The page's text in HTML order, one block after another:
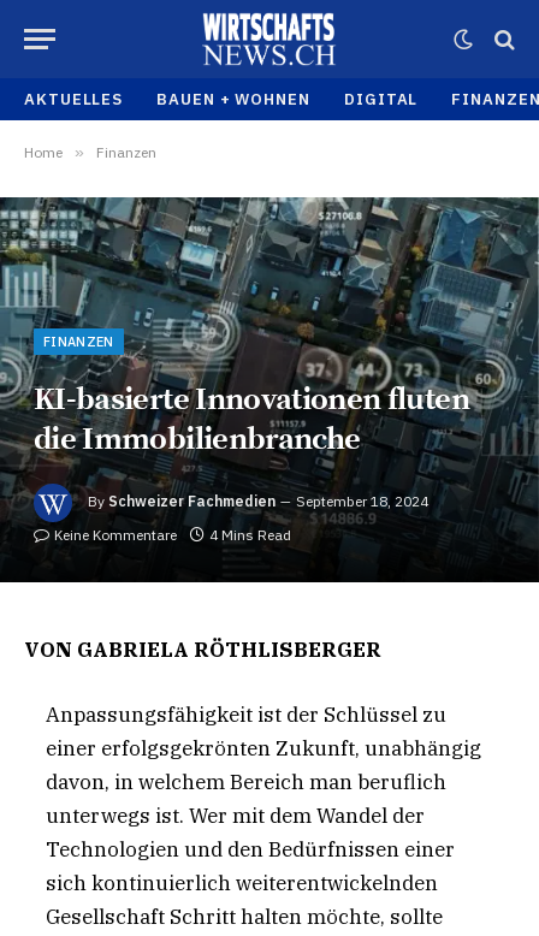
AKTUELLES BAUEN + WOHNEN DIGITAL
Home » Finanzen
FINANZEN
KI-basierte Innovationen fluten
die Immobilienbranche
By Schweizer Fachmedien
September 18, 2024
Keine Kommentare
4 Mins Read
VON GABRIELA RÖTHLISBERGER
Anpassungsfähigkeit ist der Schlüssel zu
einer erfolgsgekrönten Zukunft, unabhängig
davon, in welchem Bereich man beruflich
unterwegs ist. Wer mit dem Wandel der
Technologien und den Bedürfnissen einer
sich kontinuierlich weiterentwickelnden
Gesellschaft Schritt halten möchte, sollte